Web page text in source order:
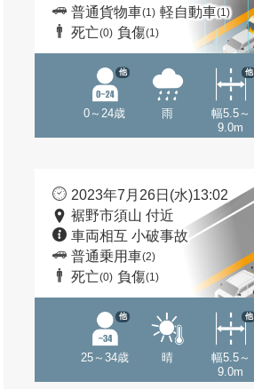
普通貨物車(1) 軽自動車(1)
死亡(0) 負傷(1)
0～24歳
他
雨
幅5.5～
9.0m
他
2023年7月26日(水)13:02
裾野市須山 付近
車両相互 小破事故
普通乗用車(2)
死亡(0) 負傷(1)
25～34歳
他
晴
幅5.5～
9.0m
他